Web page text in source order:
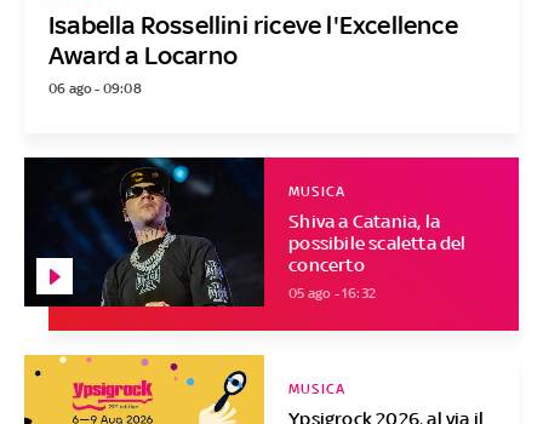
Isabella Rossellini riceve l'Excellence
Award a Locarno
06 ago - 09:08
Shiva a Catania, la
possibile scaletta del
concerto
MUSICA
05 ago - 16:32
Ypsigrock 2026, al via il
MUSICA